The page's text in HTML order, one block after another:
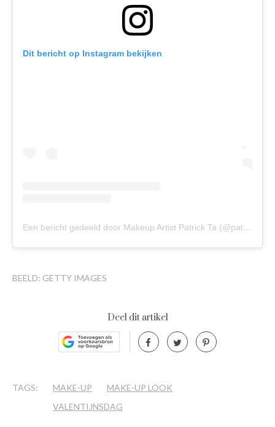
Dit bericht op Instagram bekijken
Een bericht gedeeld door Makeup Artist Patrick Ta (@patrickta)
BEELD: GETTY IMAGES
Deel dit artikel
TAGS: MAKE-UP
MAKE-UP LOOK
VALENTIJNSDAG